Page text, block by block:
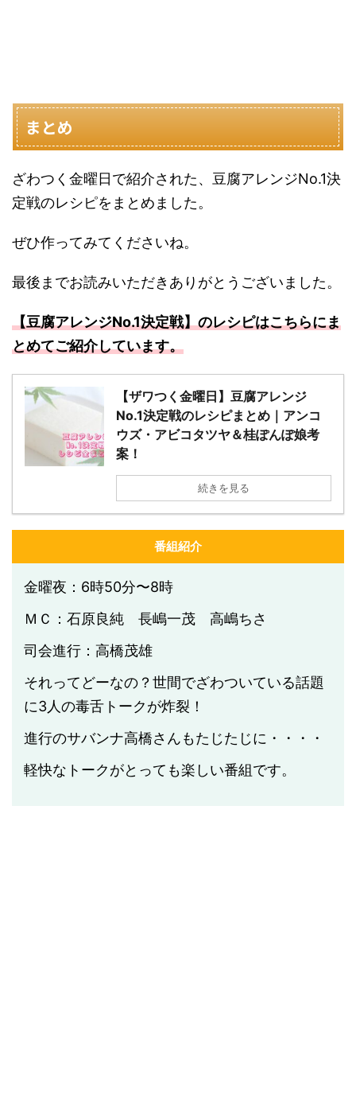
まとめ
ざわつく金曜日で紹介された、豆腐アレンジNo.1決
定戦のレシピをまとめました。
ぜひ作ってみてくださいね。
最後までお読みいただきありがとうございました。
【豆腐アレンジNo.1決定戦】のレシピはこちらにま
とめてご紹介しています。
【ザワつく金曜日】豆腐アレンジ
No.1決定戦のレシピまとめ｜アンコ
ウズ・アビコタツヤ＆桂ぽんぽ娘考
案！
続きを見る
番組紹介
金曜夜：6時50分〜8時
ＭＣ：石原良純 長嶋一茂 高嶋ちさ
司会進行：高橋茂雄
それってどーなの？世間でざわついている話題
に3人の毒舌トークが炸裂！
進行のサバンナ高橋さんもたじたじに・・・・
軽快なトークがとっても楽しい番組です。